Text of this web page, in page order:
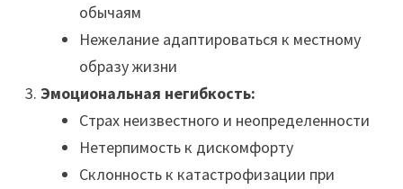
обычаям
Нежелание адаптироваться к местному
образу жизни
Эмоциональная негибкость:
Страх неизвестного и неопределенности
Нетерпимость к дискомфорту
Склонность к катастрофизации при